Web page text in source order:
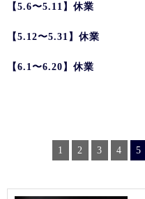
【5.6〜5.11】休業
【5.12〜5.31】休業
【6.1〜6.20】休業
1 2 3 4 5